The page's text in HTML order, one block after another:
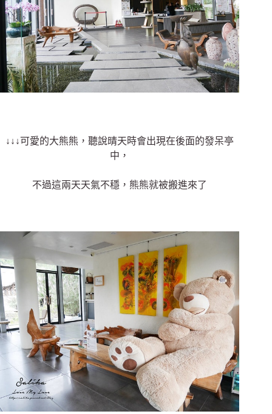
↓↓↓可愛的大熊熊，聽說晴天時會出現在後面的發呆亭
中，
不過這兩天天氣不穩，熊熊就被搬進來了